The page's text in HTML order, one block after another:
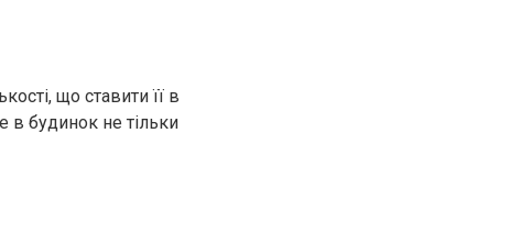
що ставити її в
в будинок не тільки